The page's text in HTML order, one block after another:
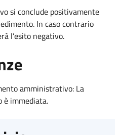
si conclude positivamente
In caso contrario
l’esito negativo.
amministrativo: La
è immediata.